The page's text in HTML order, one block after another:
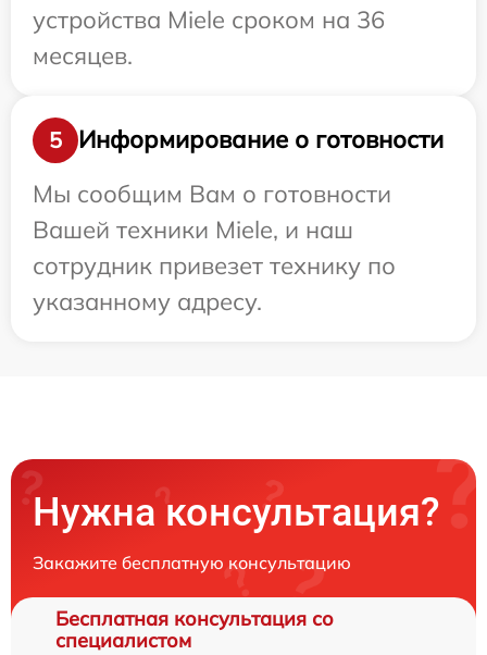
устройства Miele сроком на 36
месяцев.
5
Информирование о готовности
Мы сообщим Вам о готовности
Вашей техники Miele, и наш
сотрудник привезет технику по
указанному адресу.
Нужна консультация?
Закажите бесплатную консультацию
Бесплатная консультация со
специалистом